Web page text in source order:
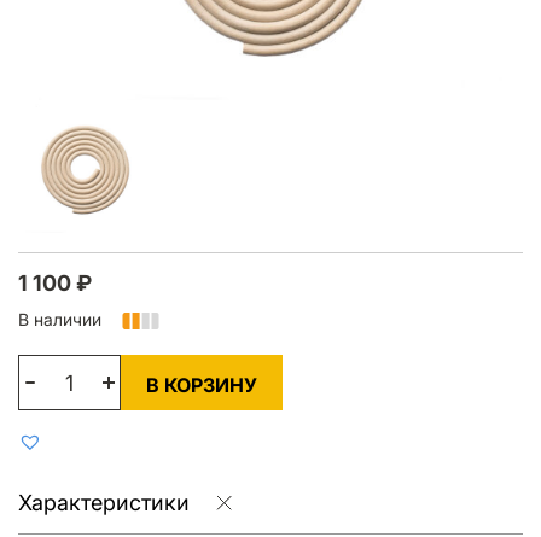
1 100₽
В наличии
В КОРЗИНУ
Характеристики